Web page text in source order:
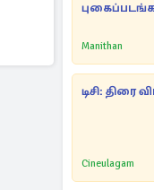
Manithan
டிசி: திரை
Cineulagam